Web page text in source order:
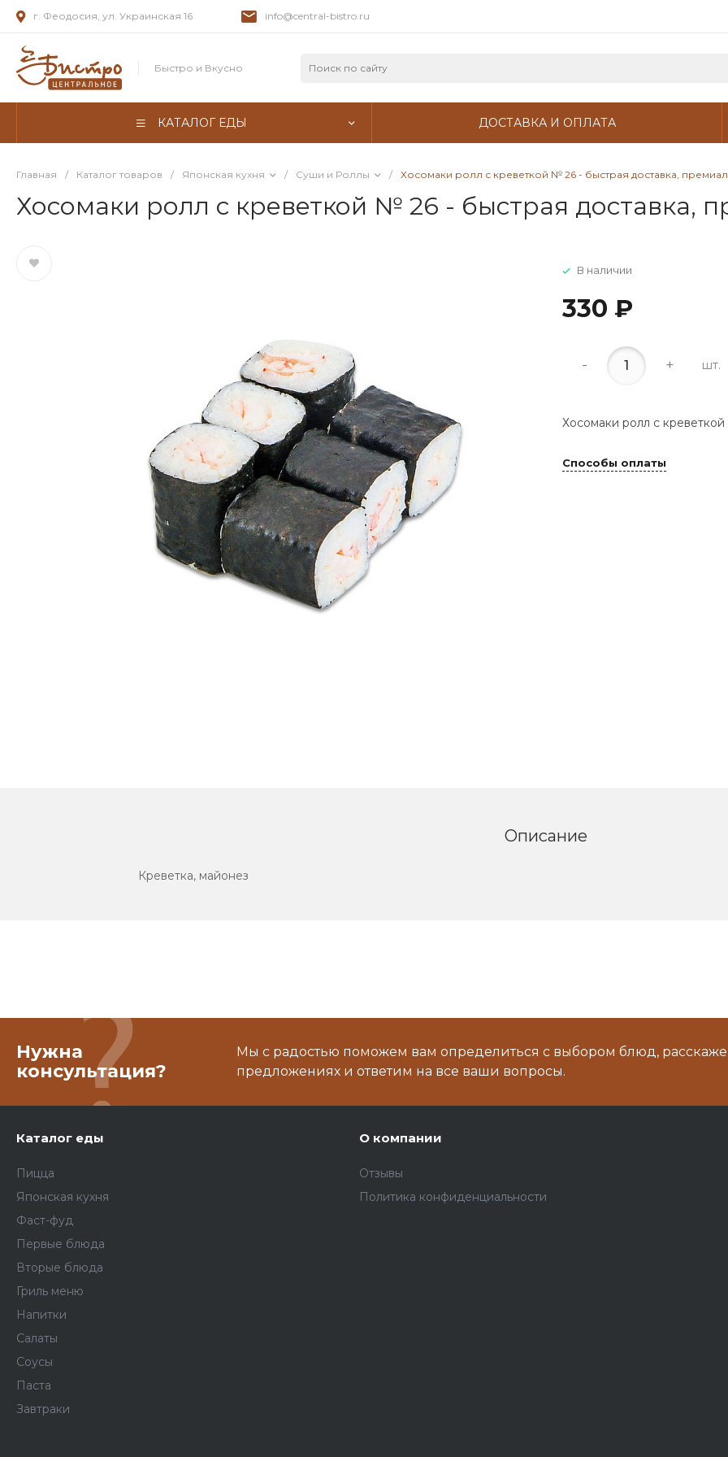
г. Феодосия, ул. Украинская 16 info@central-bistro.ru
Быстро и Вкусно
КАТАЛОГ ЕДЫ ДОСТАВКА И ОПЛАТА
Главная / Каталог товаров / Японская кухня / Суши и Роллы / Хосомаки ролл с креветкой № 26 - быстрая доставка,
Хосомаки ролл с креветкой № 26 - быстрая доставка,
В наличии
330 ₽
- + шт.
Хосомаки ролл с
Способы оплаты
Описание
Креветка, майонез
Нужна
консультация?
Мы с радостью поможем вам определиться с выбором блюд,
предложениях и ответим на все ваши вопросы.
Каталог еды
Пицца
Японская кухня
Фаст-фуд
Первые блюда
Вторые блюда
Гриль меню
Напитки
Салаты
Соусы
Паста
Завтраки
О компании
Отзывы
Политика конфиденциальности